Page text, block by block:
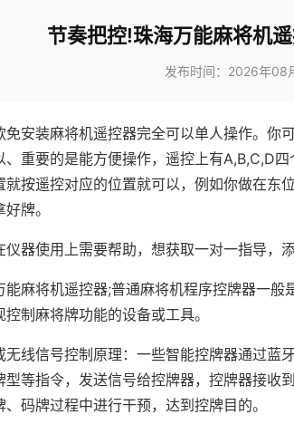
节奏把控!珠海万能麻将机
发布时间：2026年08
免安装麻将机遥控器完全可以单人操作。你
、重要的是能方便操作，遥控上有A,B,C,D四
就按遥控对应的位置就可以，例如你做在东
牌。
仪器使用上需要帮助，想获取一对一指导，
能麻将机遥控器;普通麻将机程序控牌器一
制麻将牌功能的设备或工具。
无线信号控制原理：一些智能控牌器通过蓝
型等指令，发送信号给控牌器，控牌器接收
码牌过程中进行干预，达到控牌目的。